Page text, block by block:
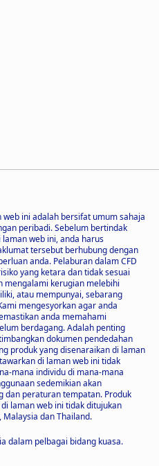
ini adalah bersifat umum sahaja
peribadi. Sebelum bertindak
web ini, anda harus
tersebut berhubung dengan
anda. Pelaburan dalam CFD
yang ketara dan tidak sesuai
mengalami kerugian melebihi
atau mempunyai, sebarang
mengesyorkan agar anda
anda memahami
berdagang. Adalah penting
dokumen pendedahan
produk yang disenaraikan di laman
di laman web ini tidak
mana individu di mana-mana
sedemikian akan
dan peraturan tempatan. Produk
laman web ini tidak ditujukan
dan Thailand.
dalam pelbagai bidang kuasa.